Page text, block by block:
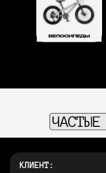
КЛИЕНТ: